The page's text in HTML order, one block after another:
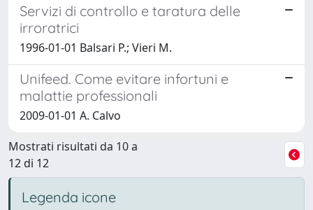
Servizi di controllo e taratura delle
irroratrici
1996-01-01 Balsari P.; Vieri M.
Unifeed. Come evitare infortuni e
malattie professionali
2009-01-01 A. Calvo
Mostrati risultati da 10 a
12 di 12
Legenda icone